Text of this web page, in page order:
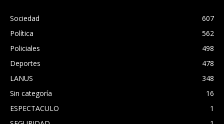
Sociedad
607
Política
562
Policiales
498
Deportes
478
LANUS
348
Sin categoría
16
ESPECTACULO
1